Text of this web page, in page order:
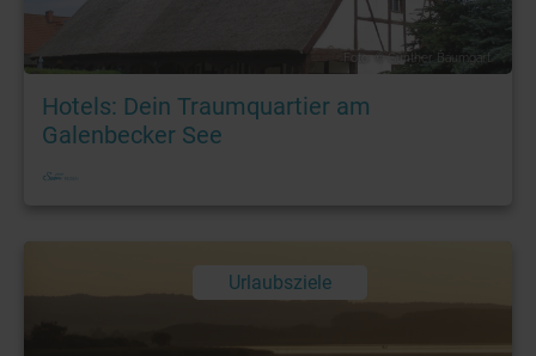
Foto: © Günther Baumgart
Hotels: Dein Traumquartier am
Galenbecker See
Urlaubsziele